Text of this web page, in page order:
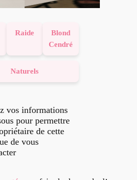
Raide
Blond
Cendré
Naturels
vos informations
pour permettre
de cette
de vous